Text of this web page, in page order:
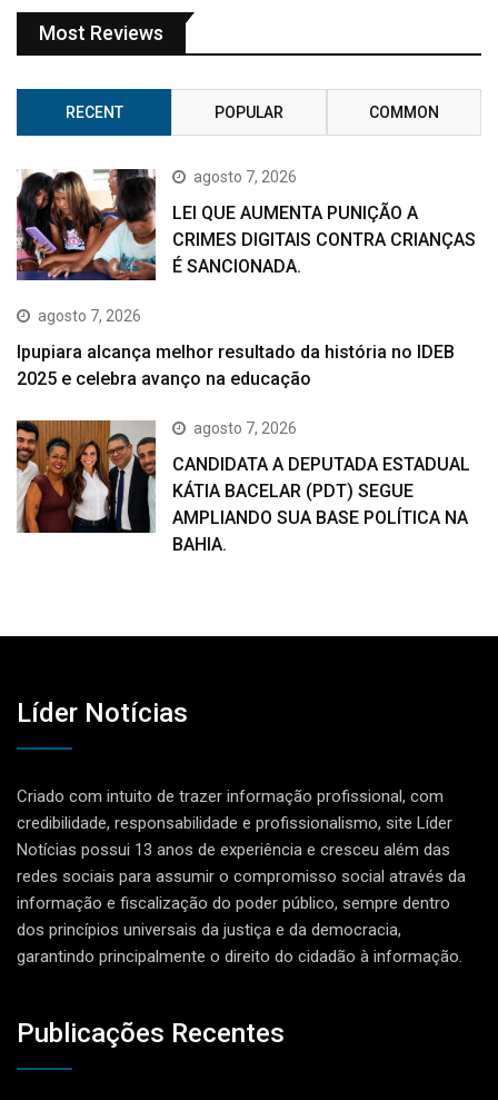
Most Reviews
RECENT POPULAR COMMON
agosto 7, 2026
LEI QUE AUMENTA PUNIÇÃO A
CRIMES DIGITAIS CONTRA CRIANÇAS
É SANCIONADA.
agosto 7, 2026
Ipupiara alcança melhor resultado da história no IDEB
2025 e celebra avanço na educação
agosto 7, 2026
CANDIDATA A DEPUTADA ESTADUAL
KÁTIA BACELAR (PDT) SEGUE
AMPLIANDO SUA BASE POLÍTICA NA
BAHIA.
Líder Notícias
Criado com intuito de trazer informação profissional, com
credibilidade, responsabilidade e profissionalismo, site Líder
Notícias possui 13 anos de experiência e cresceu além das
redes sociais para assumir o compromisso social através da
informação e fiscalização do poder público, sempre dentro
dos princípios universais da justiça e da democracia,
garantindo principalmente o direito do cidadão à informação.
Publicações Recentes